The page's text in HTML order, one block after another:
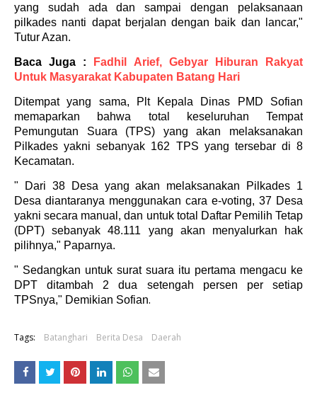
yang sudah ada dan sampai dengan pelaksanaan
pilkades nanti dapat berjalan dengan baik dan lancar,"
Tutur Azan.
Baca Juga :
Fadhil Arief, Gebyar Hiburan Rakyat
Untuk Masyarakat Kabupaten Batang Hari
Ditempat yang sama, Plt Kepala Dinas PMD Sofian
memaparkan bahwa total keseluruhan Tempat
Pemungutan Suara (TPS) yang akan melaksanakan
Pilkades yakni sebanyak 162 TPS yang tersebar di 8
Kecamatan.
" Dari 38 Desa yang akan melaksanakan Pilkades 1
Desa diantaranya menggunakan cara e-voting, 37 Desa
yakni secara manual, dan untuk total Daftar Pemilih Tetap
(DPT) sebanyak 48.111 yang akan menyalurkan hak
pilihnya," Paparnya.
" Sedangkan untuk surat suara itu pertama mengacu ke
DPT ditambah 2 dua setengah persen per setiap
TPSnya," Demikian Sofian.
Tags: Batanghari Berita Desa Daerah